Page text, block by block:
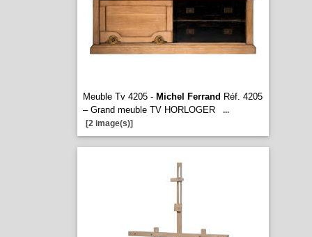
Meuble Tv 4205 - Michel Ferrand Réf. 4205
– Grand meuble TV HORLOGER
...
[2 image(s)]